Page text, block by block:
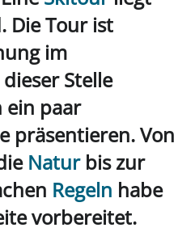
Die Tour ist
im
dieser Stelle
ein paar
präsentieren. Von
Naturbis zur
Regeln habe
vorbereitet.